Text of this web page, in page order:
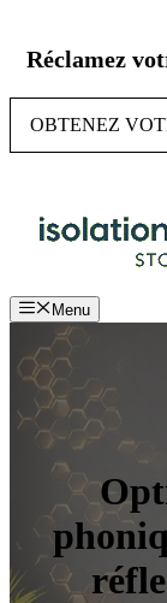
contenu
Réclamez
OBTENEZ
Menu